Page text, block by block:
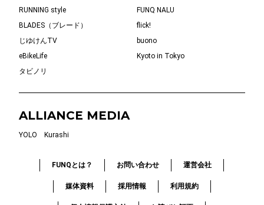
RUNNING style
FUNQ NALU
BLADES（ブレード）
flick!
じゆけんTV
buono
eBikeLife
Kyoto in Tokyo
タビノリ
ALLIANCE MEDIA
YOLO Kurashi
FUNQとは？ お問い合わせ 運営会社
媒体資料 採用情報 利用規約